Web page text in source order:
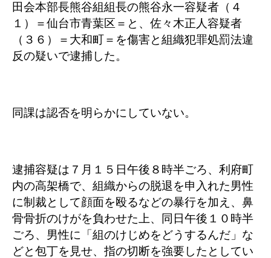
田会本部長熊谷組組長の熊谷永一容疑者（４
１）＝仙台市青葉区＝と、佐々木正人容疑者
（３６）＝大和町＝を傷害と組織犯罪処罰法違
反の疑いで逮捕した。
同課は認否を明らかにしていない。
逮捕容疑は７月１５日午後８時半ごろ、利府町
内の高架橋で、組織からの脱退を申入れた男性
に制裁として顔面を殴るなどの暴行を加え、鼻
骨骨折のけがを負わせた上、同日午後１０時半
ごろ、男性に「組のけじめをどうするんだ」な
どと包丁を見せ、指の切断を強要したとしてい